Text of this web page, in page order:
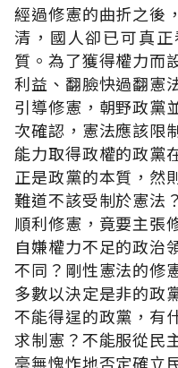
經過修憲的曲折之後
清，國人卻已可真
質。為了獲得權力而
利益、翻臉快過翻憲
引導修憲，朝野政黨
次確認，憲法應該限
能力取得政權的政黨
正是政黨的本質，然
難道不該受制於憲法
順利修憲，竟要主張
自嫌權力不足的政治
不同？剛性憲法的修
多數以決定是非的政
不能得逞的政黨，有
求制憲？不能服從民
毫無愧怍地否定確立